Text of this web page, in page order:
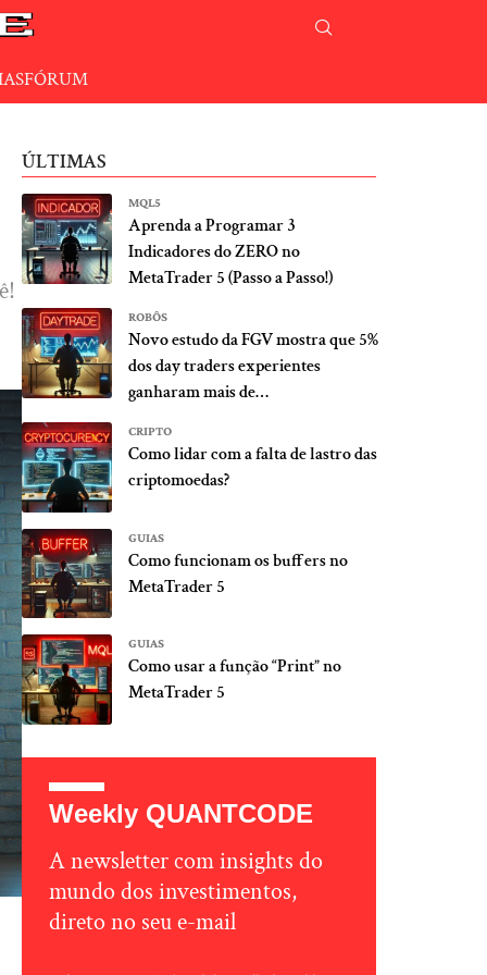
FÓRUM
ÚLTIMAS
MQL5
Aprenda a Programar 3
Indicadores do ZERO no
MetaTrader 5 (Passo a Passo!)
ROBÔS
Novo estudo da FGV mostra que 5%
dos day traders experientes
ganharam mais de…
CRIPTO
Como lidar com a falta de lastro das
criptomoedas?
GUIAS
Como funcionam os buffers no
MetaTrader 5
GUIAS
Como usar a função “Print” no
MetaTrader 5
Weekly QUANTCODE
A newsletter com insights do
mundo dos investimentos,
direto no seu e-mail